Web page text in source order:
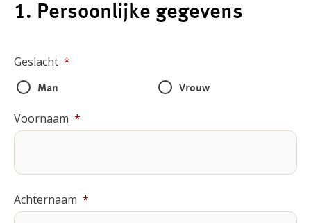
1. Persoonlijke gegevens
Geslacht *
Man Vrouw
Voornaam *
Achternaam *